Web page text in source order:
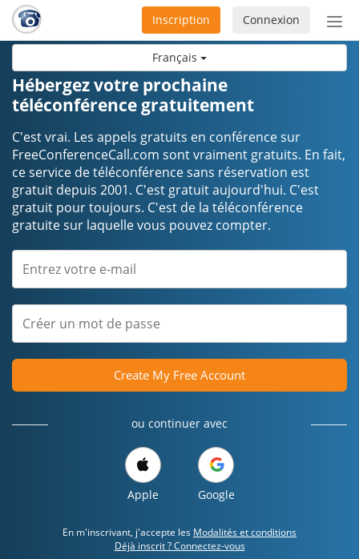
Français
ou
Connexion
Inscription
Hébergez votre prochaine
téléconférence gratuitement
C'est vrai. Les appels gratuits en conférence sur
FreeConferenceCall.com sont vraiment gratuits. En fait,
ce service de téléconférence sans réservation est
gratuit depuis 2001. C'est gratuit aujourd'hui. C'est
gratuit pour toujours. C'est de la téléconférence
gratuite sur laquelle vous pouvez compter.
Create My Free Account
ou continuer avec
Apple Google
En m'inscrivant, j'accepte les Modalités et conditions
Déjà inscrit ? Connectez-vous